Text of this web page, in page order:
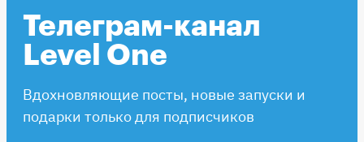
Телеграм-канал
Level One
Вдохновляющие посты, новые запуски и
подарки только для подписчиков